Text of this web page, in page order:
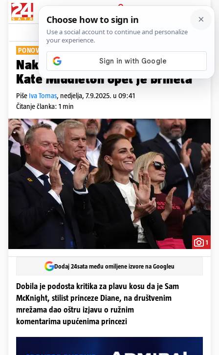
PRIJAVA
Show Komentari
PONOVNO IZNENADILA
Nakon kritika zbog plave kose,
Kate Middleton opet je brineta
Piše Iva Tomas, nedjelja, 7.9.2025. u 09:41
Čitanje članka: 1 min
1
Dodaj 24sata među omiljene izvore na Googleu
Dobila je podosta kritika za plavu kosu da je Sam
McKnight, stilist princeze Diane, na društvenim
mrežama dao oštru izjavu o ružnim
komentarima upućenima princezi